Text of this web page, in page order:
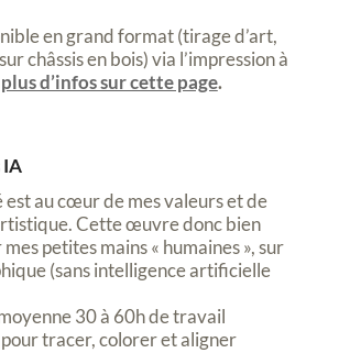
en grand format (tirage d’art,
châssis en bois) via l’impression à
plus d’infos sur cette page.
IA
est au cœur de mes valeurs et de
Cette œuvre donc bien
petites mains « humaines », sur
(sans intelligence artificielle
30 à 60h de travail
tracer, colorer et aligner